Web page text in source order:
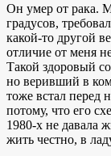
Он умер от рака.
градусов,
какой-то другой
отличие от меня
Такой здоровый
но веривший в
тоже встал перед
потому, что его
1980-х не давала
жить честно, в